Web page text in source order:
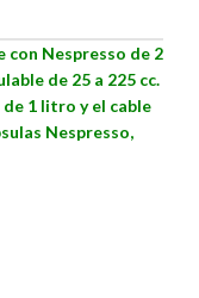
con Nespresso de 2
de 25 a 225 cc.
1 litro y el cable
Nespresso,